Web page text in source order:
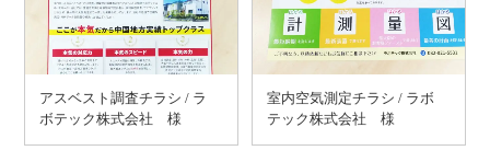
アスベスト調査チラシ / ラ
ボテック株式会社 様
室内空気測定チラシ / ラボ
テック株式会社 様